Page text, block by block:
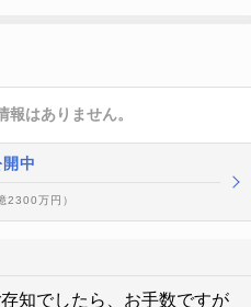
はありません。
中
2300万円）
知でしたら、お手数ですが